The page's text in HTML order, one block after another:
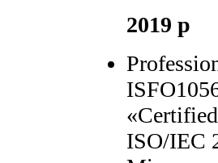
2019 р
ISO/IEC